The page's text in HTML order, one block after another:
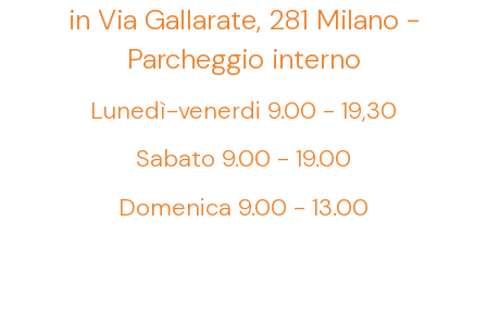
in Via Gallarate, 281 Milano -
Parcheggio interno
Lunedì-venerdi 9.00 - 19,30
Sabato 9.00 - 19.00
Domenica 9.00 - 13.00